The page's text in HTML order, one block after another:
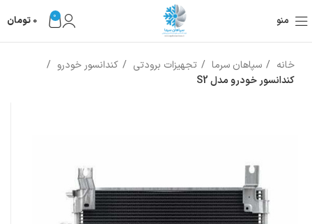
منو 0
0 تومان
خانه سپاهان سرما تجهیزات برودتی
کندانسور خودرو
کندانسور خودرو مدل S2